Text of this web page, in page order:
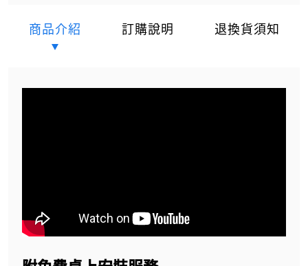
商品介紹 訂購說明 退換貨須知